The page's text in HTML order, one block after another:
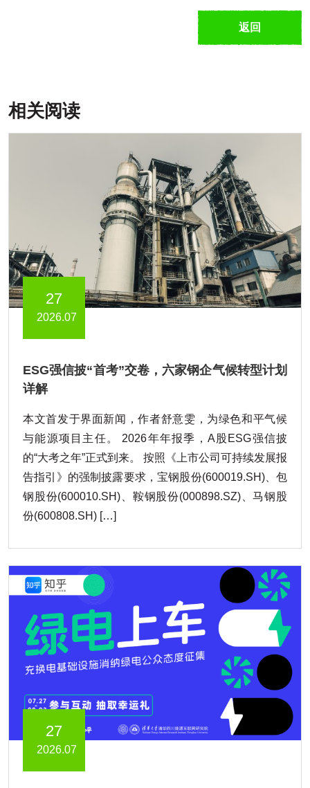
返回
相关阅读
27
2026.07
ESG强信披“首考”交卷，六家钢企气候转型计划
详解
本文首发于界面新闻，作者舒意雯，为绿色和平气候
与能源项目主任。 2026年年报季，A股ESG强信披
的“大考之年”正式到来。 按照《上市公司可持续发展报
告指引》的强制披露要求，宝钢股份(600019.SH)、包
钢股份(600010.SH)、鞍钢股份(000898.SZ)、马钢股
份(600808.SH) […]
27
2026.07